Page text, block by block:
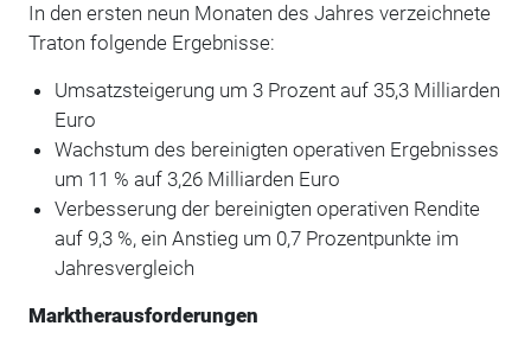
In den ersten neun Monaten des Jahres verzeichnete
Traton folgende Ergebnisse:
Umsatzsteigerung um 3 Prozent auf 35,3 Milliarden
Euro
Wachstum des bereinigten operativen Ergebnisses
um 11 % auf 3,26 Milliarden Euro
Verbesserung der bereinigten operativen Rendite
auf 9,3 %, ein Anstieg um 0,7 Prozentpunkte im
Jahresvergleich
Marktherausforderungen